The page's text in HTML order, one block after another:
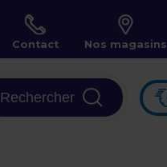
Contact Nos magasins
Rechercher